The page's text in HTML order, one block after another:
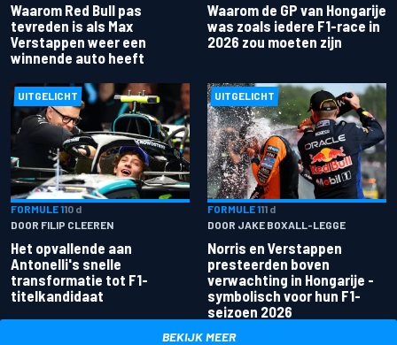
Waarom Red Bull pas
tevreden is als Max
Verstappen weer een
winnende auto heeft
Waarom de GP van Hongarije
was zoals iedere F1-race in
2026 zou moeten zijn
UITGELICHT
FORMULE 110 d
DOOR FILIP CLEEREN
Het opvallende aan
Antonelli's snelle
transformatie tot F1-
titelkandidaat
UITGELICHT
FORMULE 111 d
DOOR JAKE BOXALL-LEGGE
Norris en Verstappen
presteerden boven
verwachting in Hongarije -
symbolisch voor hun F1-
seizoen 2026
BEKIJK MEER